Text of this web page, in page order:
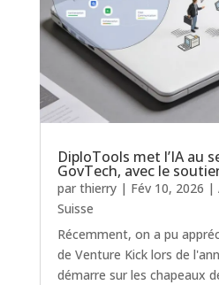
DiploTools met l’IA au
GovTech, avec le
par thierry| Fév 10, 2026 |
Suisse
Récemment, on a pu
de Venture Kick lors de
démarre sur les chapeaux